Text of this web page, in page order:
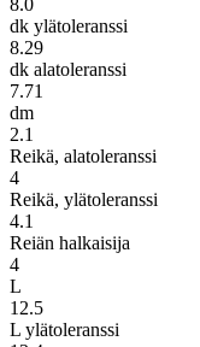
dk ylätoleranssi
8.29
dk alatoleranssi
7.71
dm
2.1
Reikä, alatoleranssi
4
Reikä, ylätoleranssi
4.1
Reiän halkaisija
4
L
12.5
L ylätoleranssi